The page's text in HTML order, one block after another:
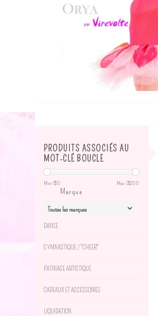
PRODUITS ASSOCIÉS AU
MOT-CLÉ BOUCLE
Min: C$0 Max: C$200
Marque
DANSE
GYMNASTIQUE / "CHEER"
PATINAGE ARTISTIQUE
CADEAUX ET ACCESSOIRES
LIQUIDATION